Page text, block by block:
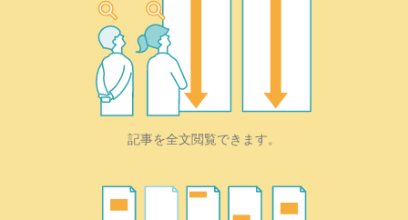
記事を全文閲覧できます。